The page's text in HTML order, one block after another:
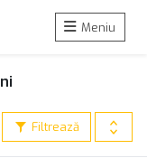
Meniu
Filtrează